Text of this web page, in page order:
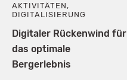
AKTIVITÄTEN ,
DIGITALISIERUNG
Digitaler Rückenwind für
das optimale
Bergerlebnis